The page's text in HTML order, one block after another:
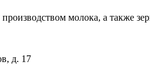
молока, а также
д. 17